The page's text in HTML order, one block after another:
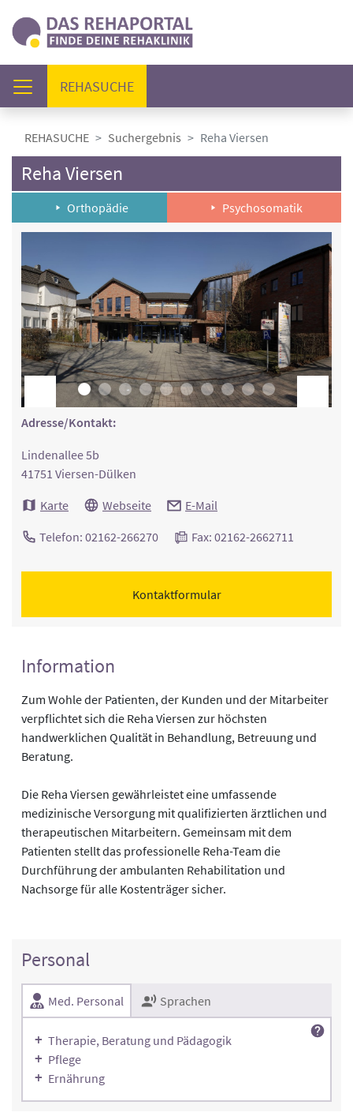
REHASUCHE(AKTUELL)
REHASUCHE Suchergebnis Reha Viersen
Reha Viersen
Orthopädie Psychosomatik
Adresse/Kontakt:
Lindenallee 5b
41751 Viersen-Dülken
Karte
Webseite E-Mail
Telefon: 02162-266270 Fax: 02162-2662711
Kontaktformular
Information
Zum Wohle der Patienten, der Kunden und der Mitarbeiter
verpflichtet sich die Reha Viersen zur höchsten
handwerklichen Qualität in Behandlung, Betreuung und
Beratung.
Die Reha Viersen gewährleistet eine umfassende
medizinische Versorgung mit qualifizierten ärztlichen und
therapeutischen Mitarbeitern. Gemeinsam mit dem
Patienten stellt das professionelle Reha-Team die
Durchführung der ambulanten Rehabilitation und
Nachsorge für alle Kostenträger sicher.
Personal
Med. Personal Sprachen
Therapie, Beratung und Pädagogik
Pflege
Ernährung